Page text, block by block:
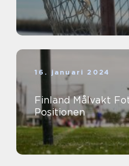
16. januari 2024
Finland Målvakt
Positionen